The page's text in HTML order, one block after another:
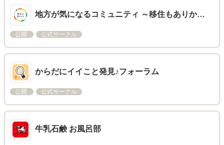
地方が気になるコミュニティ ～移住もありか…
公開 公式サークル
からだにイイこと発見♪フォーラム
公開 公式サークル
牛乳石鹸 お風呂部